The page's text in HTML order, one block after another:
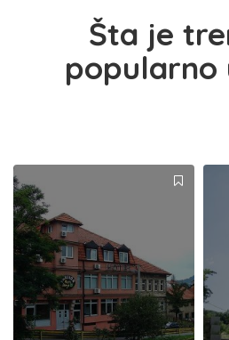
Šta je
popularno